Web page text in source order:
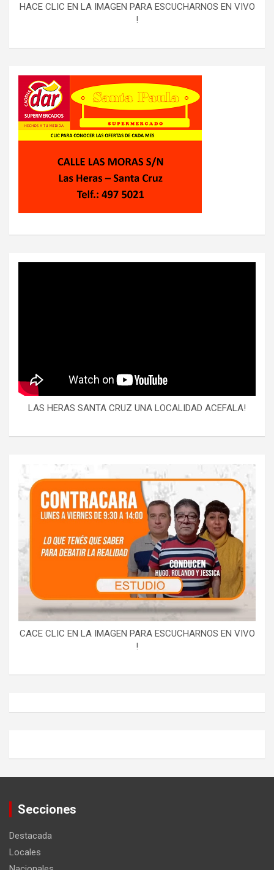
HACE CLIC EN LA IMAGEN PARA ESCUCHARNOS EN VIVO
!
LAS HERAS SANTA CRUZ UNA LOCALIDAD ACEFALA!
CACE CLIC EN LA IMAGEN PARA ESCUCHARNOS EN VIVO
!
Secciones
Destacada
Locales